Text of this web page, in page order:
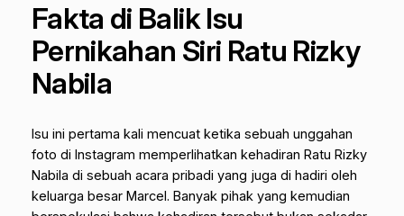
Fakta di Balik Isu
Pernikahan Siri Ratu Rizky
Nabila
Isu ini pertama kali mencuat ketika sebuah unggahan
foto di Instagram memperlihatkan kehadiran Ratu Rizky
Nabila di sebuah acara pribadi yang juga di hadiri oleh
keluarga besar Marcel. Banyak pihak yang kemudian